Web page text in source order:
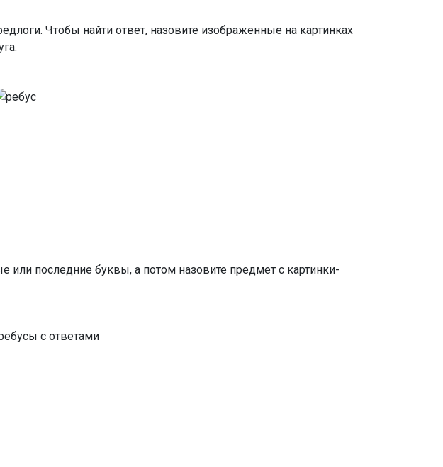
Чтобы найти ответ, назовите изображённые на картинках
или последние буквы, а потом назовите предмет с картинки-